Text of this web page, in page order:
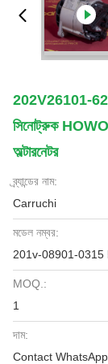
202V26101-
সিনোট্রুক
অল্টারনেটর
ব্র্যান্ডের নাম:
Carruchi
মডেল নম্বর:
201v-08901-0315
MOQ.:
1
দাম:
Contact